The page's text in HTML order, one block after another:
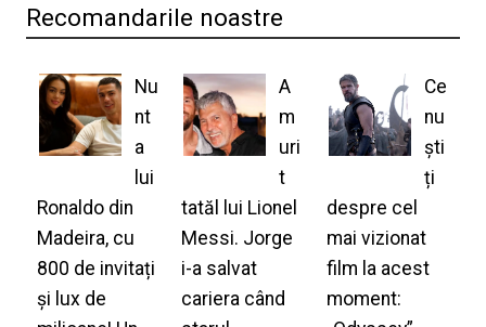
Recomandarile noastre
Nu
nt
a
lui
Ronaldo din
Madeira, cu
800 de invitați
și lux de
A
m
uri
t
tatăl lui Lionel
Messi. Jorge
i-a salvat
cariera când
Ce
nu
ști
ți
despre cel
mai vizionat
film la acest
moment: